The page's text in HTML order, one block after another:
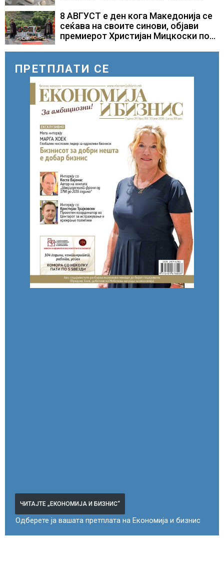
само лекови што навистина им се
потребни
8 АВГУСТ е ден кога Македонија се
сеќава на своите синови, објави
премиерот Христијан Мицкоски по
прилепски бранители
ПРЕТПЛАТИ СЕ
ЧИТАЈТЕ „ЕКОНОМИЈА И БИЗНИС“
Одберете ја вашата претплата на Економија и бизнис